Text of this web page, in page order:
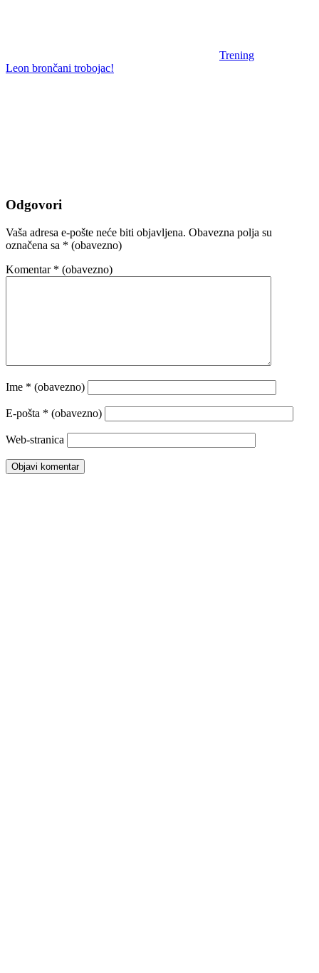
Trening
Leon brončani trobojac!
Odgovori
Vaša adresa e-pošte neće biti objavljena. Obavezna polja su
označena sa * (obavezno)
Komentar * (obavezno)
Ime * (obavezno)
E-pošta * (obavezno)
Web-stranica